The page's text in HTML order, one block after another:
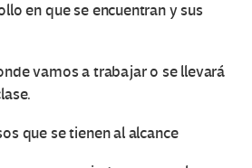
en que se encuentran y sus
vamos a trabajar o se llevará
que se tienen al alcance